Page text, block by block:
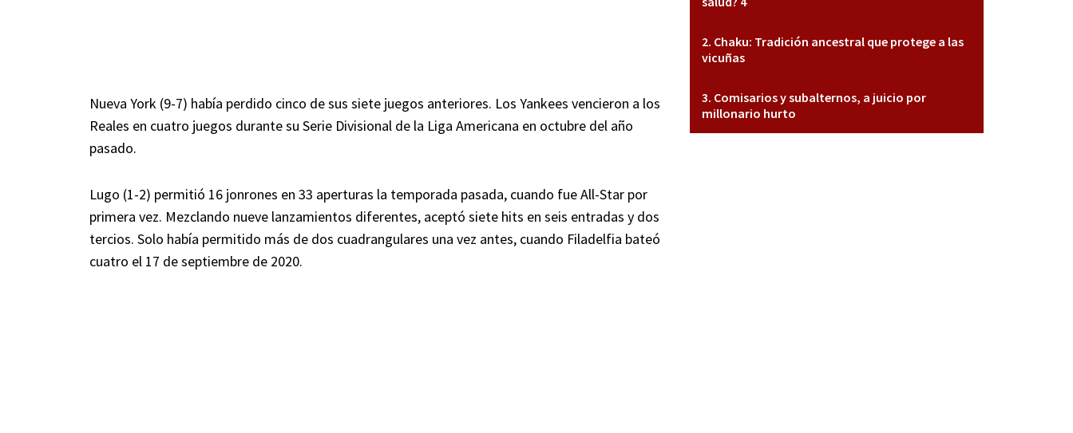
Nueva York (9-7) había perdido cinco de sus siete juegos anteriores. Los Yankees vencieron a los
Reales en cuatro juegos durante su Serie Divisional de la Liga Americana en octubre del año
pasado.
Lugo (1-2) permitió 16 jonrones en 33 aperturas la temporada pasada, cuando fue All-Star por
primera vez. Mezclando nueve lanzamientos diferentes, aceptó siete hits en seis entradas y dos
tercios. Solo había permitido más de dos cuadrangulares una vez antes, cuando Filadelfia bateó
cuatro el 17 de septiembre de 2020.
Chaku: Tradición ancestral que protege a las
vicuñas
Comisarios y subalternos, a juicio por
millonario hurto